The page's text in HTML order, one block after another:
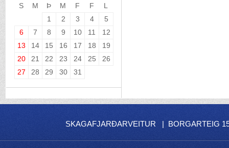
S
M Þ M F F
L
1
2 3 4
5
6
7 8 9 10 11
12
13
14 15 16 17 18
19
20
21 22 23 24 25
26
27
28 29 30 31
SKAGAFJARÐARVEITUR | BORGARTEIG